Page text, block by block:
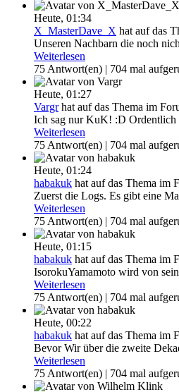
Heute, 01:34
X_MasterDave_X hat auf das
Unseren Nachbarn die noch
Weiterlesen
75 Antwort(en) | 704 mal
Heute, 01:27
Vargrhat auf das Thema im
Ich sag nur KuK! :D Ordentlich
Weiterlesen
75 Antwort(en) | 704 mal
Heute, 01:24
habakuk hat auf das Thema im
Zuerst die Logs. Es gibt eine
Weiterlesen
75 Antwort(en) | 704 mal
Heute, 01:15
habakuk hat auf das Thema im
IsorokuYamamoto wird von
Weiterlesen
75 Antwort(en) | 704 mal
Heute, 00:22
habakuk hat auf das Thema im
Bevor Wir über die zweite
Weiterlesen
75 Antwort(en) | 704 mal